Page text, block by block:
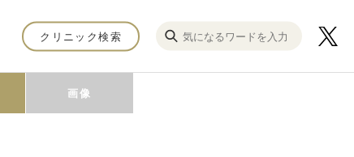
クリニック検索
画像